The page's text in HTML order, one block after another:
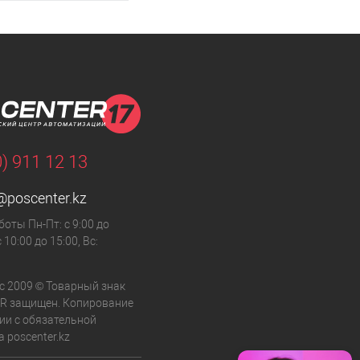
911 12 13
Пн-Пт: с 9:00 до
10:00 до 15:00, Вс:
2009 © Товарный знак
защищен. Копирование
с обязательной
poscenter.kz